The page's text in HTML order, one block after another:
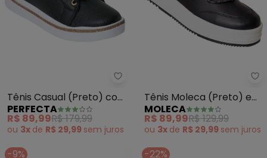
Perfecta - Tênis Casual
Tênis Casual (Preto) com
Sintético Texturizado
PERFECTA
R$ 89,99R$ 179,99
ou 3x de R$ 29,99 sem juros
Tênis Moleca (Preto) em
Sintético
MOLECA
R$ 89,99R$ 129,99
ou 3x de R$ 29,99 sem juros
-9% -22%